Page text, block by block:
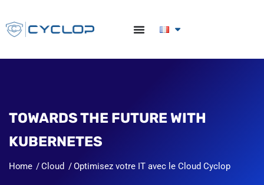
TOWARDS THE FUTURE WITH
KUBERNETES
Home Cloud Optimisez votre IT avec le Cloud Cyclop